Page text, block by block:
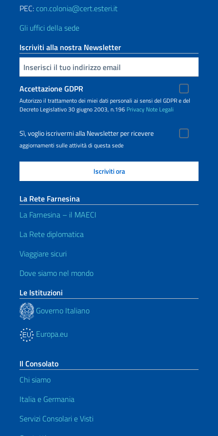
PEC: con.colonia@cert.esteri.it
Gli uffici della sede
Iscriviti alla nostra Newsletter
Inserisci la tua email
Accettazione GDPR
Autorizzo il trattamento dei miei dati personali ai sensi del GDPR e del
Decreto Legislativo 30 giugno 2003, n.196 Privacy Note Legali
Sì, voglio iscrivermi alla Newsletter per ricevere
aggiornamenti sulle attività di questa sede
La Rete Farnesina
La Farnesina – il MAECI
La Rete diplomatica
Viaggiare sicuri
Dove siamo nel mondo
Le Istituzioni
Governo Italiano
Europa.eu
Il Consolato
Chi siamo
Italia e Germania
Servizi Consolari e Visti